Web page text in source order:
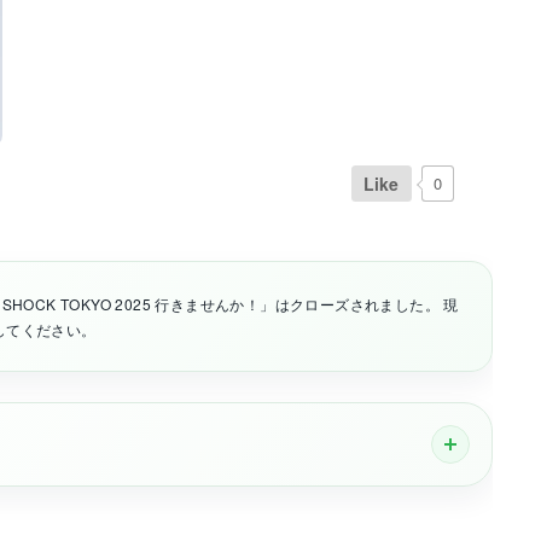
Like 0
TOKYO 2025 行きませんか！」はクローズされました。 現
ください。